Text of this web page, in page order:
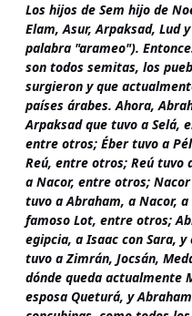
Los hijos de Sem hijo de
Elam, Asur, Arpaksad, Lud
palabra "arameo").
son todos semitas, los
surgieron y que
países árabes. Ahora,
Arpaksad que tuvo a Selá,
entre otros; Éber tuvo a
Reú, entre otros; Reú tuvo
a Nacor, entre otros;
tuvo a Abraham, a Nacor,
famoso Lot, entre otros;
egipcia, a Isaac con Sara,
tuvo a Zimrán, Jocsán,
dónde queda actualmente
esposa Queturá, y